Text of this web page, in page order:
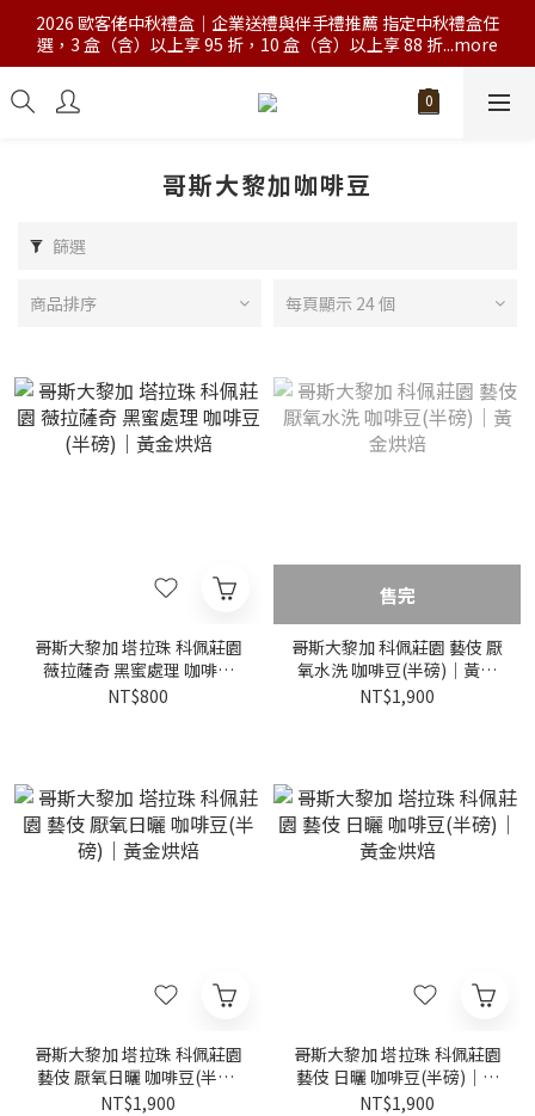
2026 歐客佬中秋禮盒｜企業送禮與伴手禮推薦 指定中秋禮盒任
選，3 盒（含）以上享 95 折，10 盒（含）以上享 88 折...more
哥斯大黎加咖啡豆
篩選
商品排序 每頁顯示 24 個
哥斯大黎加 塔拉珠 科佩莊園
薇拉薩奇 黑蜜處理 咖啡豆
(半磅)｜黃金烘焙
NT$800
售完
哥斯大黎加 科佩莊園 藝伎 厭
氧水洗 咖啡豆(半磅)｜黃金
烘焙
NT$1,900
哥斯大黎加 塔拉珠 科佩莊園
藝伎 厭氧日曬 咖啡豆(半磅)
｜黃金烘焙
NT$1,900
哥斯大黎加 塔拉珠 科佩莊園
藝伎 日曬 咖啡豆(半磅)｜黃
金烘焙
NT$1,900